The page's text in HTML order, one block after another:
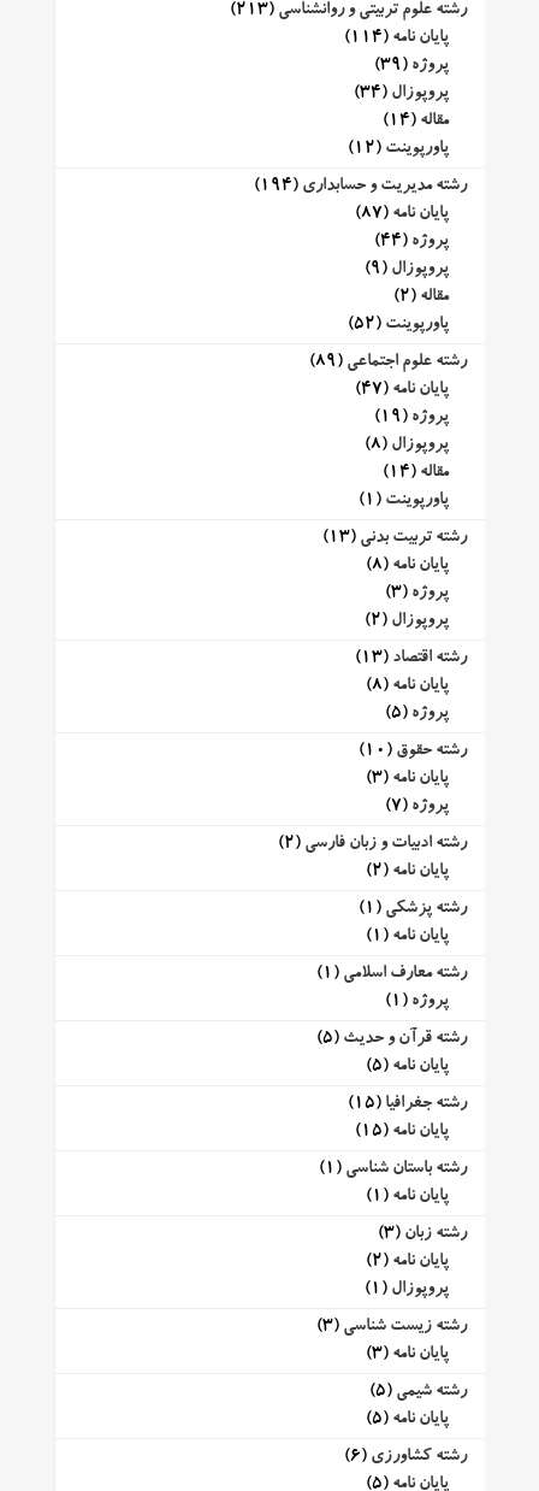
رشته علوم تربیتی و روانشناسی (213)
پایان نامه (114)
پروژه (39)
پروپوزال (34)
مقاله (14)
پاورپوینت (12)
رشته مدیریت و حسابداری (194)
پایان نامه (87)
پروژه (44)
پروپوزال (9)
مقاله (2)
پاورپوینت (52)
رشته علوم اجتماعی (89)
پایان نامه (47)
پروژه (19)
پروپوزال (8)
مقاله (14)
پاورپوینت (1)
رشته تربیت بدنی (13)
پایان نامه (8)
پروژه (3)
پروپوزال (2)
رشته اقتصاد (13)
پایان نامه (8)
پروژه (5)
رشته حقوق (10)
پایان نامه (3)
پروژه (7)
رشته ادبیات و زبان فارسی (2)
پایان نامه (2)
رشته پزشکی (1)
پایان نامه (1)
رشته معارف اسلامی (1)
پروژه (1)
رشته قرآن و حدیث (5)
پایان نامه (5)
رشته جغرافیا (15)
پایان نامه (15)
رشته باستان شناسی (1)
پایان نامه (1)
رشته زبان (3)
پایان نامه (2)
پروپوزال (1)
رشته زیست شناسی (3)
پایان نامه (3)
رشته شیمی (5)
پایان نامه (5)
رشته کشاورزی (6)
پایان نامه (5)